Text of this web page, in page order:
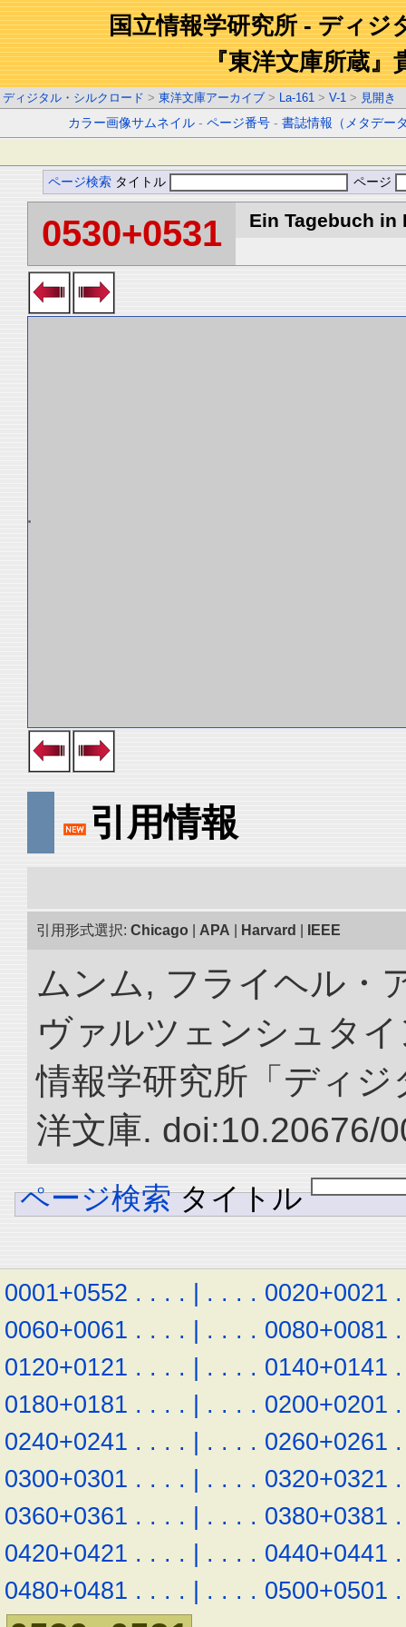
国立情報学研究所 - ディジ
『東洋文庫所蔵』
ディジタル・シルクロード > 東洋文庫アーカイブ > La-161 > V-1 > 見開き
カラー画像サムネイル -ページ番号 -書誌情報（メタデー
ページ検索 タイトル ページ
0530+0531 Ein Tagebuch in
引用情報
引用形式選択: Chicago APA Harvard IEEE
ムンム, フライヘル・
ヴァルツェンシュタイ
情報学研究所「ディ
洋文庫. doi:10.20676/
ページ検索 タイトル
0001+0552 . . . . | . . . . 0020+0021 .
0060+0061 . . . . | . . . . 0080+0081 .
0120+0121 . . . . | . . . . 0140+0141 .
0180+0181 . . . . | . . . . 0200+0201 .
0240+0241 . . . . | . . . . 0260+0261 .
0300+0301 . . . . | . . . . 0320+0321 .
0360+0361 . . . . | . . . . 0380+0381 .
0420+0421 . . . . | . . . . 0440+0441 .
0480+0481 . . . . | . . . . 0500+0501 .